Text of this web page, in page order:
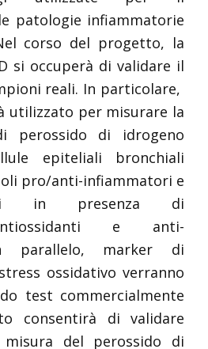
patologie infiammatorie
corso del progetto, la
si occuperà di validare il
reali. In particolare,
utilizzato per misurare la
perossido di idrogeno
epiteliali bronchiali
pro/anti-infiammatori e
in presenza di
e anti-
parallelo, marker di
ossidativo verranno
test commercialmente
consentirà di validare
del perossido di